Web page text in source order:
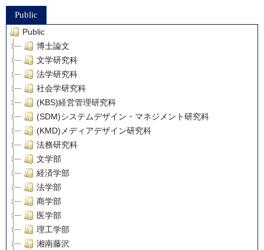
Public
Public
博士論文
文学研究科
法学研究科
社会学研究科
(KBS)経営管理研究科
(SDM)システムデザイン・マネジメント研究科
(KMD)メディアデザイン研究科
法務研究科
文学部
経済学部
法学部
商学部
医学部
理工学部
湘南藤沢